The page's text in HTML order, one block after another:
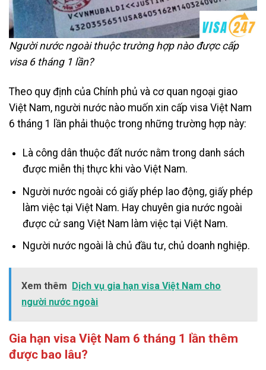
Người nước ngoài thuộc trường hợp nào được cấp
visa 6 tháng 1 lần?
Theo quy định của Chính phủ và cơ quan ngoại giao
Việt Nam, người nước nào muốn xin cấp visa Việt Nam
6 tháng 1 lần phải thuộc trong những trường hợp này:
Là công dân thuộc đất nước nằm trong danh sách
được miễn thị thực khi vào Việt Nam.
Người nước ngoài có giấy phép lao động, giấy phép
làm việc tại Việt Nam. Hay chuyên gia nước ngoài
được cử sang Việt Nam làm việc tại Việt Nam.
Người nước ngoài là chủ đầu tư, chủ doanh nghiệp.
Xem thêm
Dịch vụ gia hạn visa Việt Nam cho
người nước ngoài
Gia hạn visa Việt Nam 6 tháng 1 lần thêm
được bao lâu?